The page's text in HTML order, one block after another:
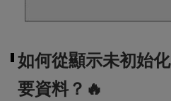
如何從顯示未初始
要資料？🔥